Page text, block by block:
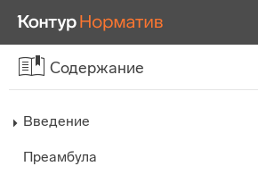
Содержание
Введение
Преамбула